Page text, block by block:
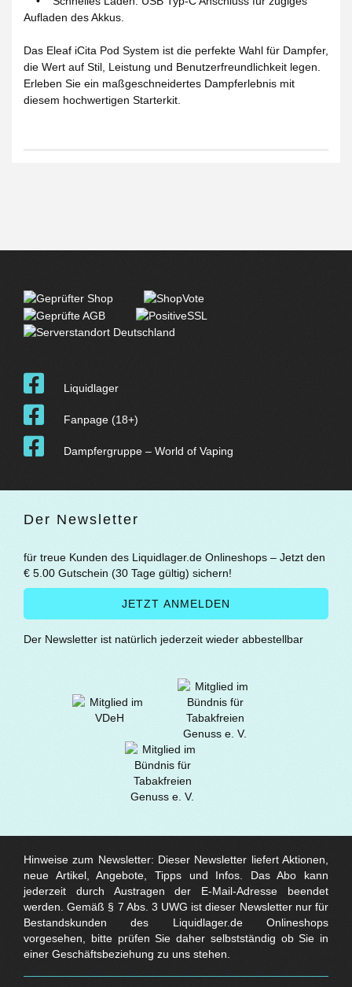
Aufladen des Akkus.
Das Eleaf iCita Pod System ist die perfekte Wahl für Dampfer,
die Wert auf Stil, Leistung und Benutzerfreundlichkeit legen.
Erleben Sie ein maßgeschneidertes Dampferlebnis mit
diesem hochwertigen Starterkit.
Liquidlager
Fanpage (18+)
Dampfergruppe – World of Vaping
Der Newsletter
für treue Kunden des Liquidlager.de Onlineshops – Jetzt den
€ 5.00 Gutschein (30 Tage gültig) sichern!
Der Newsletter ist natürlich jederzeit wieder abbestellbar
Hinweise zum Newsletter: Dieser Newsletter liefert Aktionen,
neue Artikel, Angebote, Tipps und Infos. Das Abo kann
jederzeit durch Austragen der E-Mail-Adresse beendet
werden. Gemäß § 7 Abs. 3 UWG ist dieser Newsletter nur für
Bestandskunden des Liquidlager.de Onlineshops
vorgesehen, bitte prüfen Sie daher selbstständig ob Sie in
einer Geschäftsbeziehung zu uns stehen.